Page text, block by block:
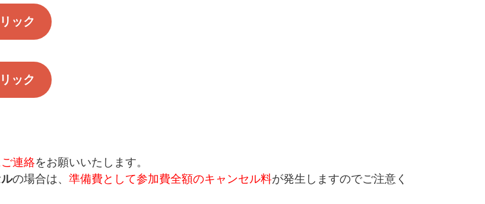
ック
ック
連絡をお願いいたします。
の場合は、 準備費として参加費全額のキャンセル料が発生しますのでご注意く